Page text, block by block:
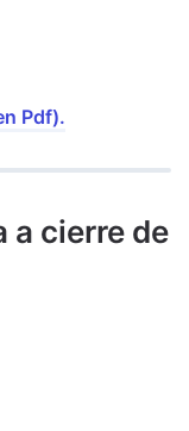
Pdf).
a cierre de